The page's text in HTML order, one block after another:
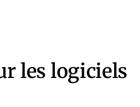
les logiciels